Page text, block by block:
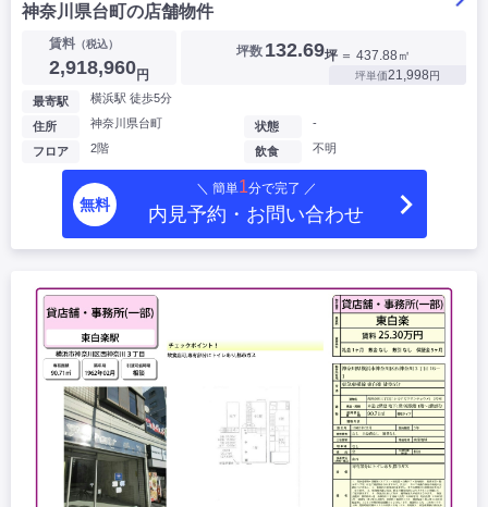
神奈川県台町の店舗物件
賃料 （税込）
2,918,960円
坪数 132.69坪 ＝ 437.88㎡
坪単価21,998円
最寄駅 横浜駅 徒歩5分
住所 神奈川県台町
フロア 2階
状態 -
飲食 不明
無料
＼ 簡単1分で完了 ／
内見予約・お問い合わせ